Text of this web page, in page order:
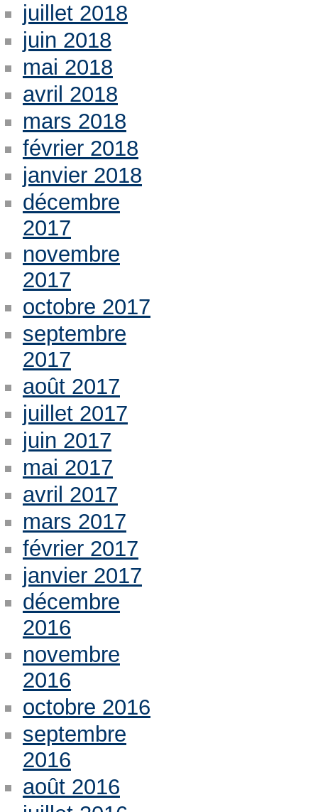
juillet 2018
juin 2018
mai 2018
avril 2018
mars 2018
février 2018
janvier 2018
décembre
2017
novembre
2017
octobre 2017
septembre
2017
août 2017
juillet 2017
juin 2017
mai 2017
avril 2017
mars 2017
février 2017
janvier 2017
décembre
2016
novembre
2016
octobre 2016
septembre
2016
août 2016